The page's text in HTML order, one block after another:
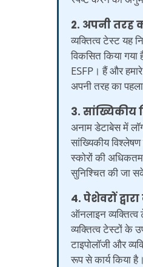
2. अपनी तरह
व्यक्तित्व टेस्ट यह
विकसित किया
ESFP। हैं और
अपनी तरह का
3. सांख्यिकीय
अनाम डेटाबेस में
सांख्यिकीय
स्कोरों की
सुनिश्चित की जा
4. पेशेवरों
ऑनलाइन
व्यक्तित्व टेस्टों के
टाइपोलॉजी और
रूप से कार्य किया है।